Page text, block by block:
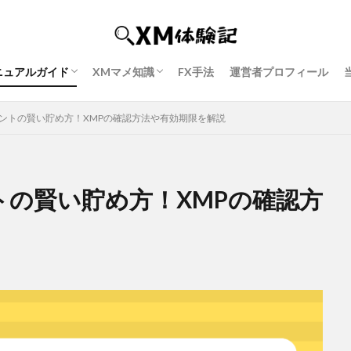
アルガイド
口座開設
口座有効化
ボーナス獲得
MT4 or MT5ダウンロード
入金方法
追加口座開設
出金方法
XMマメ知識
XMの使い方＆始め方
XMウェビナー完全ガイド
口座凍結の解除方法
出金拒否トラブル事例
確定申告の準備～申請方法
FX手法 運営者プロフィール
トの賢い貯め方！XMPの確認方法や有効期限を解説
賢い貯め方！XMPの確認方